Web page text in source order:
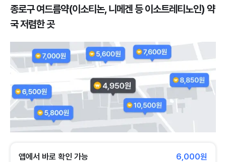
종로구 여드름약(이소티논, 니메겐 등 이소트레티노인) 약
국 저렴한 곳
앱에서 바로 확인 가능 6,000원